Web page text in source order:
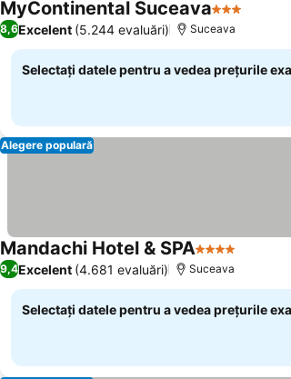
MyContinental Suceava3 Stele
8,6Excelent (5.244 evaluări) Suceava
Selectați datele pentru a vedea prețurile
Alegere populară
Mandachi Hotel & SPA4 Stele
9,4Excelent (4.681 evaluări) Suceava
Selectați datele pentru a vedea prețurile